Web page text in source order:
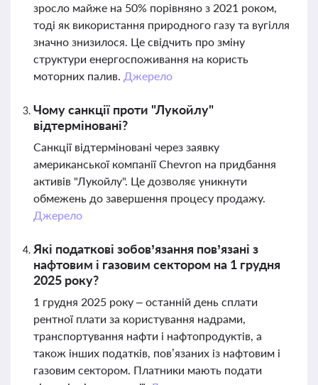
зросло майже на 50% порівняно з 2021 роком,
тоді як використання природного газу та вугілля
значно знизилося. Це свідчить про зміну
структури енергоспоживання на користь
моторних палив. Джерело
Чому санкції проти "Лукойлу"
відтерміновані?
Санкції відтерміновані через заявку
американської компанії Chevron на придбання
активів "Лукойлу". Це дозволяє уникнути
обмежень до завершення процесу продажу.
Джерело
Які податкові зобов’язання пов’язані з
нафтовим і газовим сектором на 1 грудня
2025 року?
1 грудня 2025 року – останній день сплати
рентної плати за користування надрами,
транспортування нафти і нафтопродуктів, а
також інших податків, пов’язаних із нафтовим і
газовим сектором. Платники мають подати